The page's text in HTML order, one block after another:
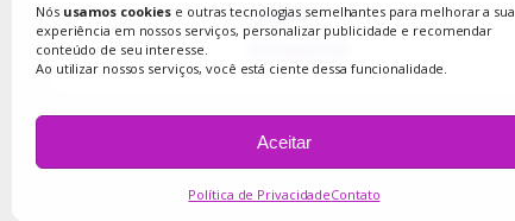
Nós usamos cookies e outras tecnologias semelhantes para melhorar a sua
experiência em nossos serviços, personalizar publicidade e recomendar
conteúdo de seu interesse.
Ao utilizar nossos serviços, você está ciente dessa funcionalidade.
Aceitar
Política de PrivacidadeContato
Coluna